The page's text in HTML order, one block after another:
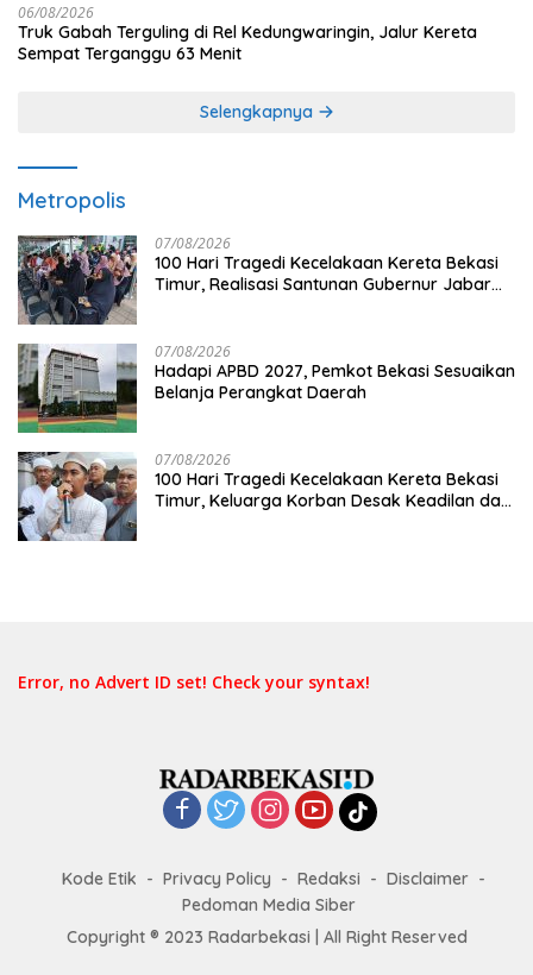
06/08/2026
Truk Gabah Terguling di Rel Kedungwaringin, Jalur Kereta
Sempat Terganggu 63 Menit
Selengkapnya
Metropolis
07/08/2026
100 Hari Tragedi Kecelakaan Kereta Bekasi
Timur, Realisasi Santunan Gubernur Jabar
07/08/2026
Hadapi APBD 2027, Pemkot Bekasi Sesuaikan
Belanja Perangkat Daerah
07/08/2026
100 Hari Tragedi Kecelakaan Kereta Bekasi
Timur, Keluarga Korban Desak Keadilan dan
Error, no Advert ID set! Check your syntax!
Kode Etik Privacy Policy Redaksi
Disclaimer
Pedoman Media Siber
Copyright ® 2023 Radarbekasi | All Right Reserved